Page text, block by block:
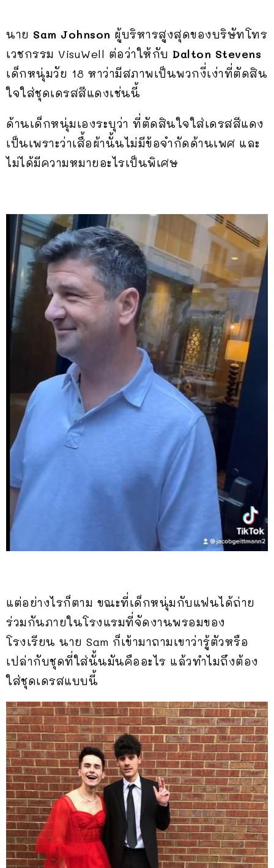
นาย Sam Johnson ผู้บริหารสูงสุดของบริษัทโทร
เวชกรรม VisuWell ต่อว่าให้กับ Dalton Stevens
เด็กหนุ่มวัย 18 หาว่ามีสภาพเป็นพวกงี่เง่าที่ตัดสิน
ใจใส่ชุดเดรสสีแดงเช่นนี้
ด้านเด็กหนุ่มเองระบุว่า ที่ตัดสินใจใส่เดรสสีแดง
เป็นเพราะว่าเสื้อผ้านั้นไม่มีข้อจำกัดด้านเพศ และ
ไม่ได้มีความหมายอะไรเป็นพิเศษ
แต่อย่างไรก็ตาม ขณะที่เด็กหนุ่มกับแฟนได้ถ่าย
ร่วมกันภายในโรงแรมที่จัดงานพรอมของ
โรงเรียน นาย Sam ก็เข้ามาถามเขาว่ารู้ตัวหรือ
เปล่ากับชุดที่ใส่นั้นมันคืออะไร แล้วทำไมถึงต้อง
ใส่ชุดเดรสแบบนี้